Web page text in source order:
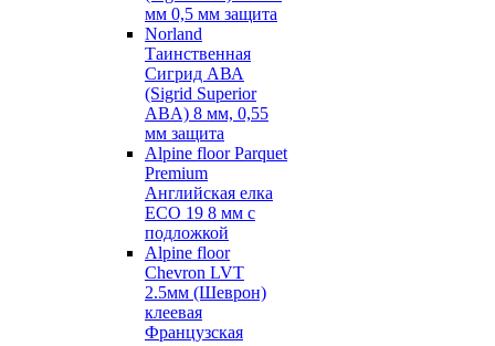
мм 0,5 мм защита
Norland
Таинственная
Сигрид АВА
(Sigrid Superior
ABA) 8 мм, 0,55
мм защита
Alpine floor Parquet
Premium
Английская елка
ECO 19 8 мм с
подложкой
Alpine floor
Chevron LVT
2.5мм (Шеврон)
клеевая
Французская